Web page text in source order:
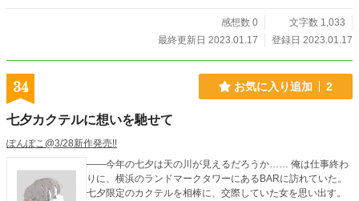
ギーはあるなんて……。なんか無駄遣いな気がします。 伝
わらなくても、「これはこうですよ～」って言ってみればい
しみには……できないでしょうか。そう思う私が、世の中ナ
メすぎなのでしょうか。 結局人間性より育成力より、「仕
題を伝えて良くする気なんかまったくないまま、人を悪人扱
いするんでしょう。 ……って、思ったことを日々の生活の
散する私の方が、よっぽどたちが悪いですね。これだって陰
口です。一緒です。
感想数 0
文字数 1,033
最終更新日 2023.01.17
登録日 2023.01.17
34 お気に入り追加 2
七夕カクテルに想いを馳せて
ぽんぽこ@3/28新作発売!!
――今年の七夕は天の川が見えるだろうか…… 俺は仕事終わ
りに、横浜のランドマークタワーにあるBARに訪れていた。
七夕限定のカクテルを相棒に、交際していた女を思い出す。